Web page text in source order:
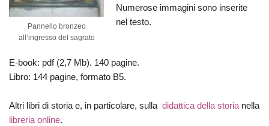
Pannello bronzeo
all’ingresso del sagrato
Numerose immagini sono inserite
nel testo.
E-book: pdf (2,7 Mb). 140 pagine.
Libro: 144 pagine, formato B5.
Altri libri di storia e, in particolare, sulla didattica della storia nella
libreria online.